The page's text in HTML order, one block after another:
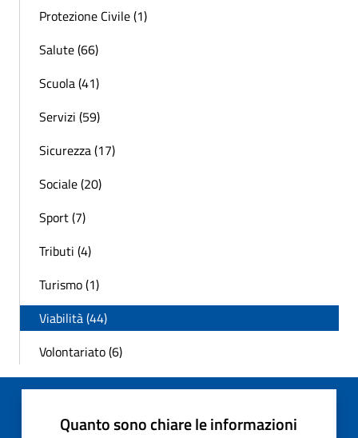
Protezione Civile (1)
Salute (66)
Scuola (41)
Servizi (59)
Sicurezza (17)
Sociale (20)
Sport (7)
Tributi (4)
Turismo (1)
Viabilità (44)
Volontariato (6)
Quanto sono chiare le informazioni